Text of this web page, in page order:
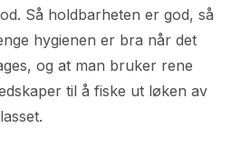
Så holdbarheten er god, så
hygienen er bra når det
og at man bruker rene
til å fiske ut løken av